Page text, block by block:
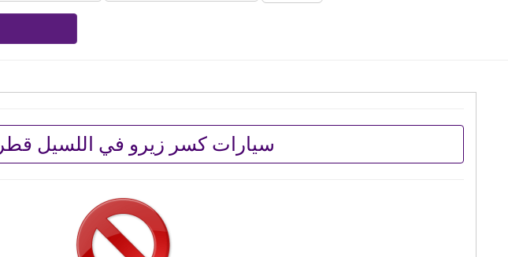
سيارات كسر زيرو في اللسيل قطر